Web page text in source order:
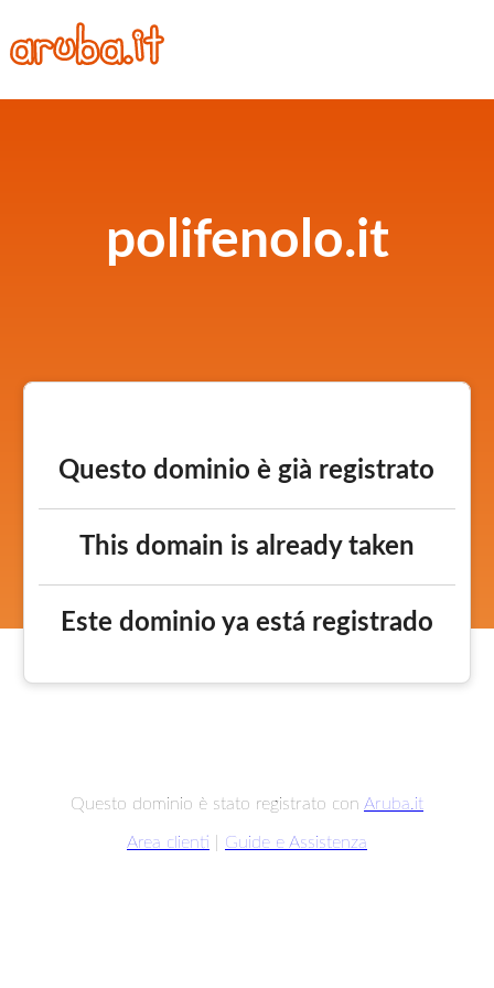
polifenolo.it
Questo dominio è già registrato
This domain is already taken
Este dominio ya está registrado
Questo dominio è stato registrato con Aruba.it
Area clienti Guide e Assistenza